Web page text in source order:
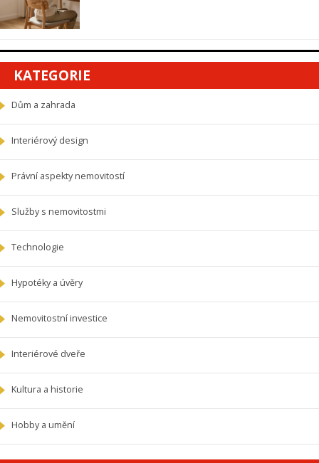
KATEGORIE
Dům a zahrada
Interiérový design
Právní aspekty nemovitostí
Služby s nemovitostmi
Technologie
Hypotéky a úvěry
Nemovitostní investice
Interiérové dveře
Kultura a historie
Hobby a umění